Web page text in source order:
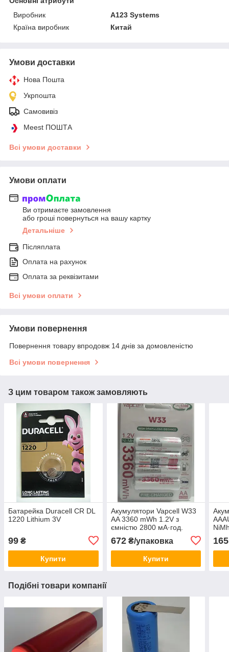
Виробник
A123 Systems
Країна виробник
Китай
Умови доставки
Нова Пошта
Укрпошта
Самовивіз
Meest ПОШТА
Всі умови доставки
Умови оплати
Ви отримаєте замовлення
або гроші повернуться на вашу картку
Детальніше
Післяплата
Оплата на рахунок
Оплата за реквізитами
Всі умови оплати
Умови повернення
Повернення товару впродовж 14 днів за домовленістю
Всі умови повернення
З цим товаром також замовляють
Батарейка Duracell CR DL
1220 Lithium 3V
99 ₴
Купити
Акумулятори Vapcell W33
AA 3360 mWh 1.2V з
ємністю 2800 мА·год.
672₴/упаковка
Купити
165
Подібні товари компанії